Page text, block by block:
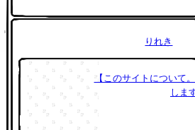
りれき
【このサイトについて
しま